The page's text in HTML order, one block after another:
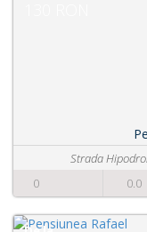
Pensiunea Transilvania
, nr. 9A, 550360